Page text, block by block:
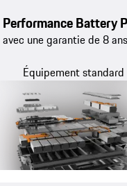
Performance Battery
avec une garantie de 8 ans
Équipement standard